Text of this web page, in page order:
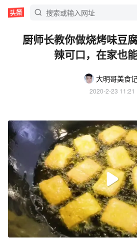
厨师长教你做烧烤味豆
辣可口，在家也
大明哥美食
2020-2-23 11:21